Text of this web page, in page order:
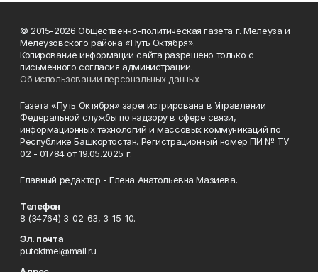
© 2015-2026 Общественно-политическая газета г. Мелеуза и
Мелеузовского района «Путь Октября».
Копирование информации сайта разрешено только с
письменного согласия администрации.
Об использовании персональных данных
Газета «Путь Октября» зарегистрирована в Управлении
Федеральной службы по надзору в сфере связи,
информационных технологий и массовых коммуникаций по
Республике Башкортостан. Регистрационный номер ПИ № ТУ
02 - 01784 от 19.05.2025 г.
Главный редактор - Елена Анатольевна Мазиева.
Телефон
8 (34764) 3-02-63, 3-15-10.
Эл. почта
putoktmel@mail.ru